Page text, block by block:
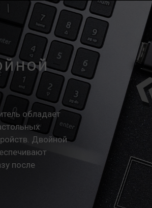
обладает
Двойной
после